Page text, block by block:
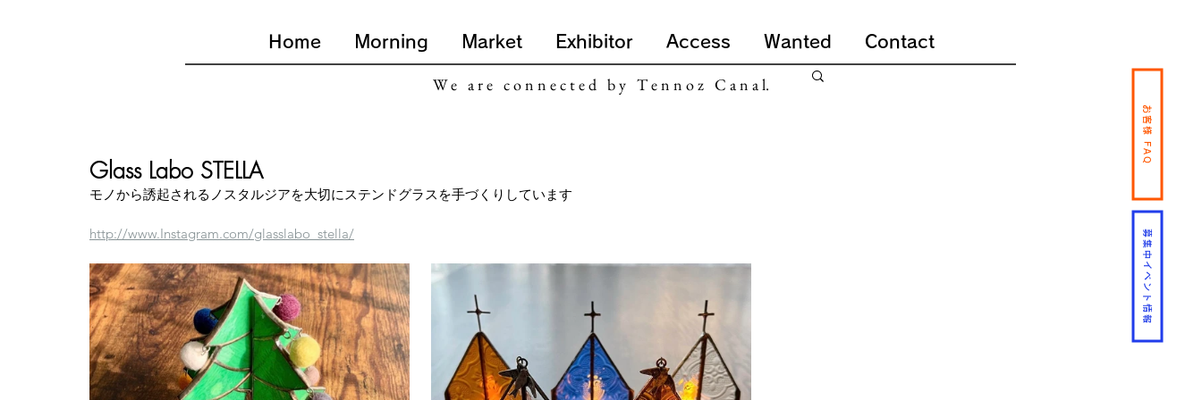
募集中イベント情報
お客様 FAQ
Home Morning Market Exhibitor Access Wanted Contact
Glass Labo STELLA
モノから誘起されるノスタルジアを大切にステンドグラスを手づくりしています
http://www.Instagram.com/glasslabo_stella/
W e a r e c o n n e c t e d b y T e n n o z C a n a l.